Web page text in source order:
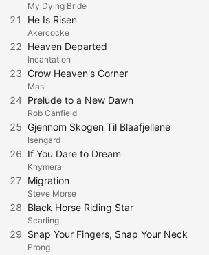
My Dying Bride
21 He Is Risen
Akercocke
22 Heaven Departed
Incantation
23 Crow Heaven's Corner
Masi
24 Prelude to a New Dawn
Rob Canfield
25 Gjennom Skogen Til Blaafjellene
Isengard
26 If You Dare to Dream
Khymera
27 Migration
Steve Morse
28 Black Horse Riding Star
Scarling
29 Snap Your Fingers, Snap Your Neck
Prong